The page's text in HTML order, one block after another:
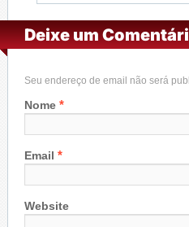
Deixe um
Seu endereço de email não será
Nome *
Email *
Website